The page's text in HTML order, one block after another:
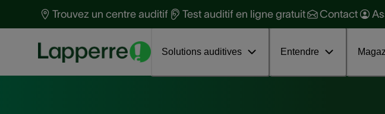
Trouvez un centre auditif Test auditif en ligne gratuit Contact
Solutions auditives Entendre
Découvrez Loop Earplugs
traitement
Session d'information sur
Protection auditive
Santé auditive
Interviews